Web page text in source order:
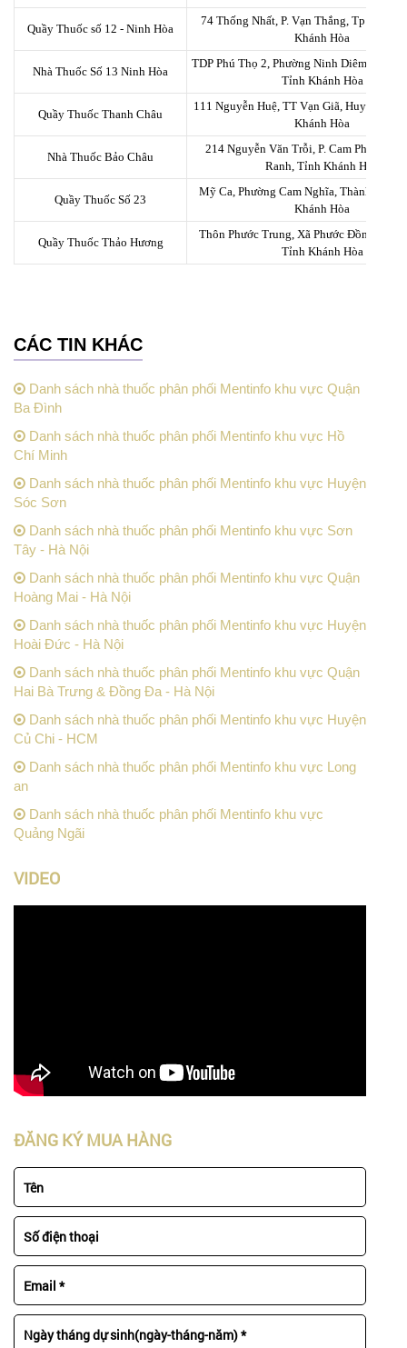
Quầy Thuốc số 12 - Ninh Hòa
74 Thống Nhất, P. Vạn Thắng, Tp Nha
Khánh Hòa
Nhà Thuốc Số 13 Ninh Hòa
TDP Phú Thọ 2, Phường Ninh Diêm, Thị
Tỉnh Khánh Hòa
Quầy Thuốc Thanh Châu
111 Nguyễn Huệ, TT Vạn Giã, Huyện Vạn
Khánh Hòa
Nhà Thuốc Bảo Châu
214 Nguyễn Văn Trỗi, P. Cam Phúc Bắc,
Ranh, Tỉnh Khánh Hòa
Quầy Thuốc Số 23
Mỹ Ca, Phường Cam Nghĩa, Thành Phố
Khánh Hòa
Quầy Thuốc Thảo Hương
Thôn Phước Trung, Xã Phước Đồng, TP
Tỉnh Khánh Hòa
CÁC TIN KHÁC
Danh sách nhà thuốc phân phối Mentinfo khu vực Quận
Ba Đình
Danh sách nhà thuốc phân phối Mentinfo khu vực Hồ
Chí Minh
Danh sách nhà thuốc phân phối Mentinfo khu vực Huyện
Sóc Sơn
Danh sách nhà thuốc phân phối Mentinfo khu vực Sơn
Tây - Hà Nội
Danh sách nhà thuốc phân phối Mentinfo khu vực Quận
Hoàng Mai - Hà Nội
Danh sách nhà thuốc phân phối Mentinfo khu vực Huyện
Hoài Đức - Hà Nội
Danh sách nhà thuốc phân phối Mentinfo khu vực Quận
Hai Bà Trưng & Đồng Đa - Hà Nội
Danh sách nhà thuốc phân phối Mentinfo khu vực Huyện
Củ Chi - HCM
Danh sách nhà thuốc phân phối Mentinfo khu vực Long
an
Danh sách nhà thuốc phân phối Mentinfo khu vực
Quảng Ngãi
VIDEO
ĐĂNG KÝ MUA HÀNG